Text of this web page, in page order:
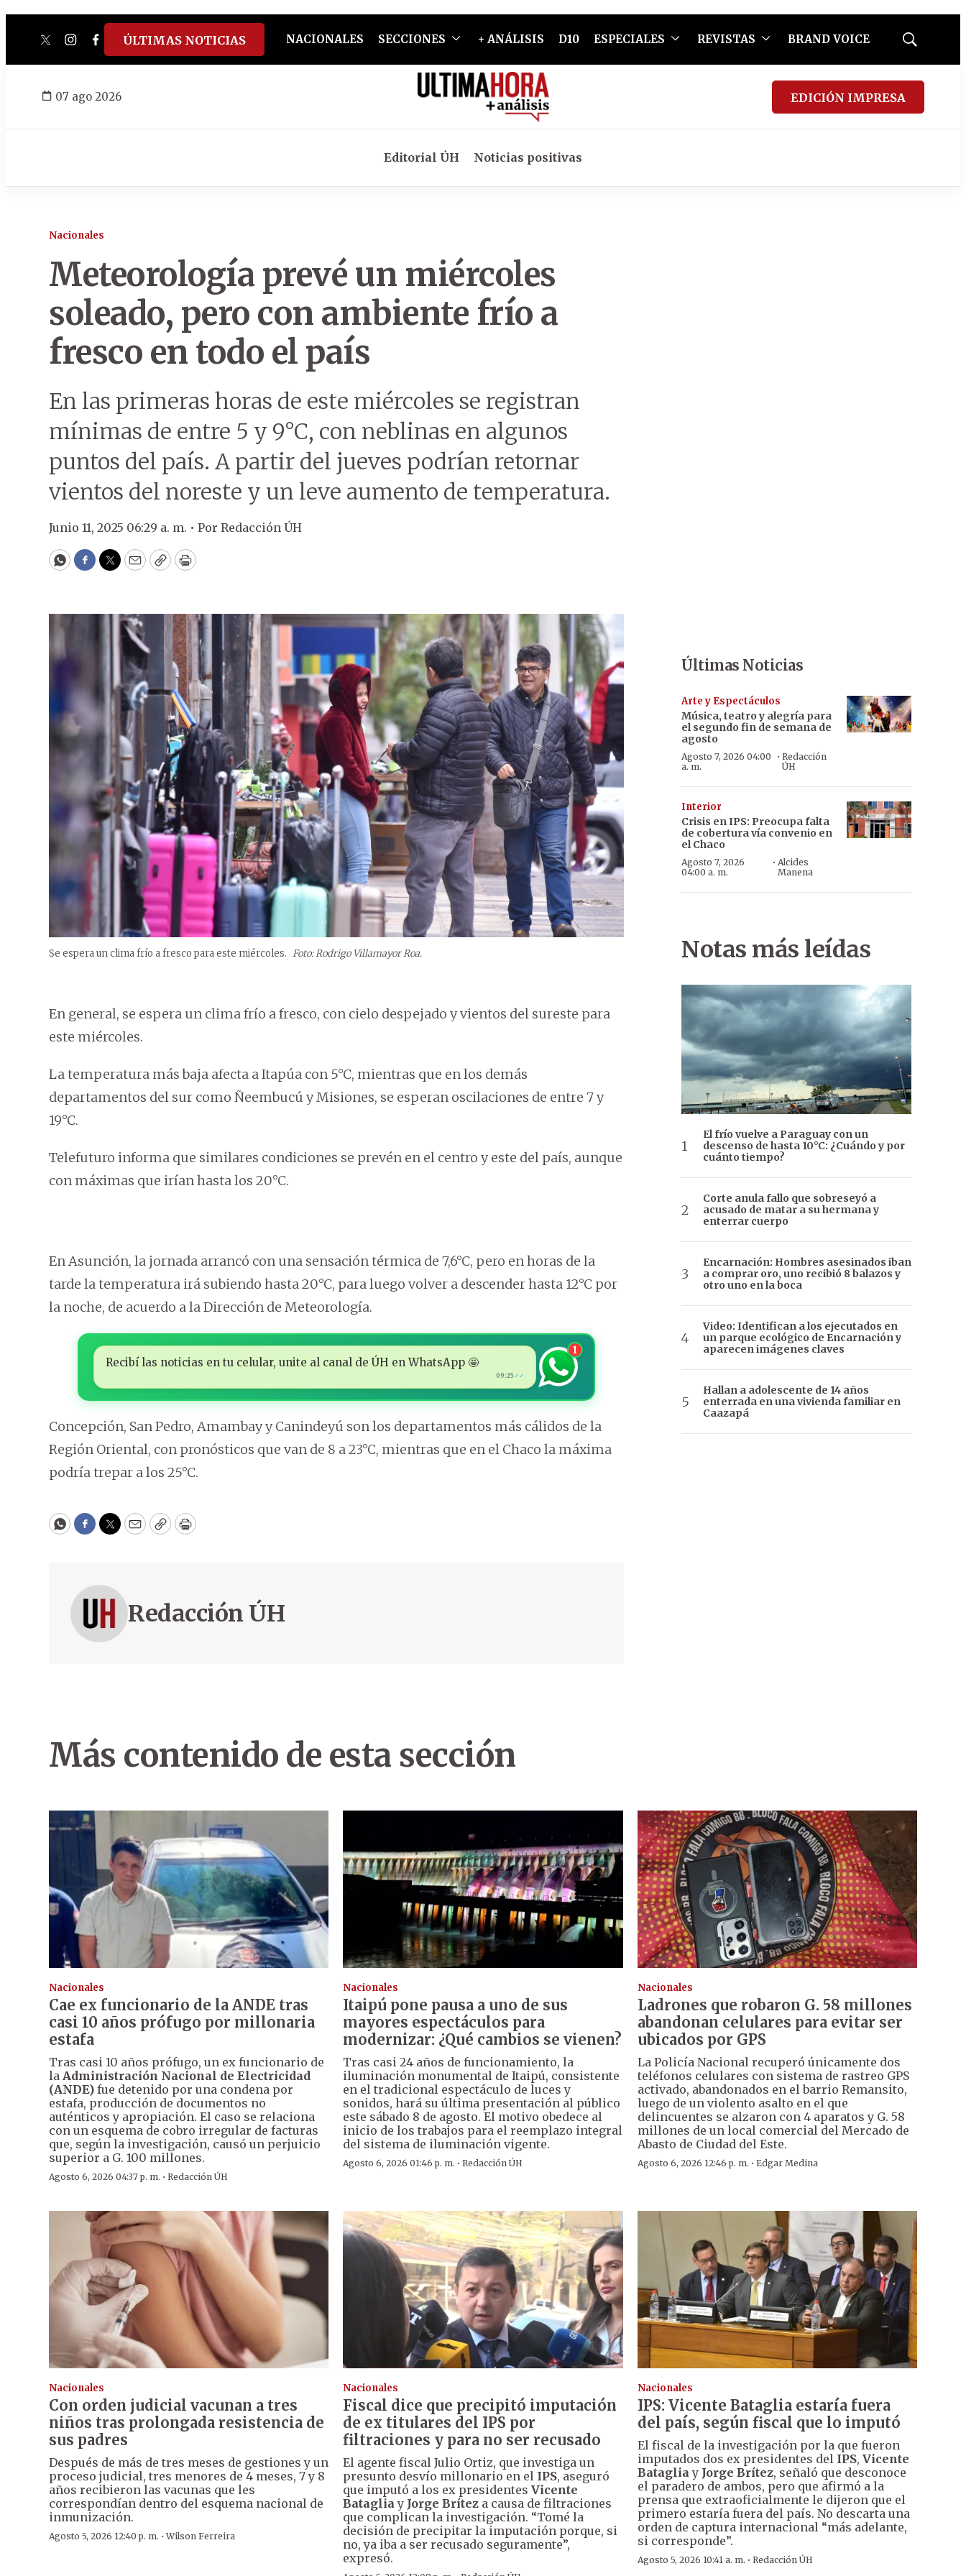
twitterinstagram
facebook
tiktokyoutube
spotify
ÚLTIMAS NOTICIAS NACIONALES SECCIONES + ANÁLISIS D10 ESPECIALES REVISTAS BRAND VOICE
Mostrar
07 ago 2026 EDICIÓN IMPRESA
Editorial ÚH Noticias positivas
Nacionales
Meteorología prevé un miércoles
soleado, pero con ambiente frío a
fresco en todo el país
En las primeras horas de este miércoles se registran
mínimas de entre 5 y 9°C, con neblinas en algunos
puntos del país. A partir del jueves podrían retornar
vientos del noreste y un leve aumento de temperatura.
Junio 11, 2025 06:29 a. m. • Por Redacción ÚH
WhatsApp
Facebook
Twitter
EmailCopyPrint
Se espera un clima frío a fresco para este miércoles. Foto: Rodrigo Villamayor Roa.
En general, se espera un clima frío a fresco, con cielo despejado y vientos del sureste para
este miércoles.
La temperatura más baja afecta a Itapúa con 5°C, mientras que en los demás
departamentos del sur como Ñeembucú y Misiones, se esperan oscilaciones de entre 7 y
19°C.
Telefuturo informa que similares condiciones se prevén en el centro y este del país, aunque
con máximas que irían hasta los 20°C.
En Asunción, la jornada arrancó con una sensación térmica de 7,6°C, pero en horas de la
tarde la temperatura irá subiendo hasta 20°C, para luego volver a descender hasta 12°C por
la noche, de acuerdo a la Dirección de Meteorología.
Recibí las noticias en tu celular, unite al canal de ÚH en WhatsApp 🤩
09:25 ✓✓
1
Concepción, San Pedro, Amambay y Canindeyú son los departamentos más cálidos de la
Región Oriental, con pronósticos que van de 8 a 23°C, mientras que en el Chaco la máxima
podría trepar a los 25°C.
WhatsApp
Facebook
Twitter
EmailCopyPrint
Redacción ÚH
Últimas Noticias
Arte y Espectáculos
Música, teatro y alegría para
el segundo fin de semana de
agosto
Agosto 7, 2026 04:00
a. m.
· Redacción
ÚH
Interior
Crisis en IPS: Preocupa falta
de cobertura vía convenio en
el Chaco
Agosto 7, 2026
04:00 a. m.
·Alcides
Manena
Notas más leídas
El frío vuelve a Paraguay con un
descenso de hasta 10°C: ¿Cuándo y por
cuánto tiempo?
Corte anula fallo que sobreseyó a
acusado de matar a su hermana y
enterrar cuerpo
Encarnación: Hombres asesinados iban
a comprar oro, uno recibió 8 balazos y
otro uno en la boca
Video: Identifican a los ejecutados en
un parque ecológico de Encarnación y
aparecen imágenes claves
Hallan a adolescente de 14 años
enterrada en una vivienda familiar en
Caazapá
Más contenido de esta sección
Nacionales
Cae ex funcionario de la ANDE tras
casi 10 años prófugo por millonaria
estafa
Tras casi 10 años prófugo, un ex funcionario de
la Administración Nacional de Electricidad
(ANDE) fue detenido por una condena por
estafa, producción de documentos no
auténticos y apropiación. El caso se relaciona
con un esquema de cobro irregular de facturas
que, según la investigación, causó un perjuicio
superior a G. 100 millones.
Agosto 6, 2026 04:37 p. m. · Redacción ÚH
Nacionales
Itaipú pone pausa a uno de sus
mayores espectáculos para
modernizar: ¿Qué cambios se vienen?
Tras casi 24 años de funcionamiento, la
iluminación monumental de Itaipú, consistente
en el tradicional espectáculo de luces y
sonidos, hará su última presentación al público
este sábado 8 de agosto. El motivo obedece al
inicio de los trabajos para el reemplazo integral
del sistema de iluminación vigente.
Agosto 6, 2026 01:46 p. m. ·Redacción ÚH
Nacionales
Ladrones que robaron G. 58 millones
abandonan celulares para evitar ser
ubicados por GPS
La Policía Nacional recuperó únicamente dos
teléfonos celulares con sistema de rastreo GPS
activado, abandonados en el barrio Remansito,
luego de un violento asalto en el que
delincuentes se alzaron con 4 aparatos y G. 58
millones de un local comercial del Mercado de
Abasto de Ciudad del Este.
Agosto 6, 2026 12:46 p. m. · Edgar Medina
Nacionales
Con orden judicial vacunan a tres
niños tras prolongada resistencia de
sus padres
Después de más de tres meses de gestiones y un
proceso judicial, tres menores de 4 meses, 7 y 8
años recibieron las vacunas que les
correspondían dentro del esquema nacional de
inmunización.
Agosto 5, 2026 12:40 p. m. ·Wilson Ferreira
Nacionales
Fiscal dice que precipitó imputación
de ex titulares del IPS por
filtraciones y para no ser recusado
El agente fiscal Julio Ortiz, que investiga un
presunto desvío millonario en el IPS, aseguró
que imputó a los ex presidentesVicente
Bataglia y Jorge Brítez a causa de filtraciones
que complican la investigación. “Tomé la
decisión de precipitar la imputación porque, si
no, ya iba a ser recusado seguramente”,
expresó.
Nacionales
IPS: Vicente Bataglia estaría fuera
del país, según fiscal que lo imputó
El fiscal de la investigación por la que fueron
imputados dos ex presidentes del IPS, Vicente
Bataglia y Jorge Brítez, señaló que desconoce
el paradero de ambos, pero que afirmó a la
prensa que extraoficialmente le dijeron que el
primero estaría fuera del país. No descarta una
orden de captura internacional “más adelante,
si corresponde”.
Agosto 5, 2026 10:41 a. m. · Redacción ÚH